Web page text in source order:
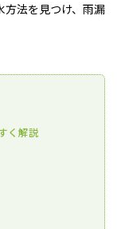
方法を見つけ、雨漏
く解説